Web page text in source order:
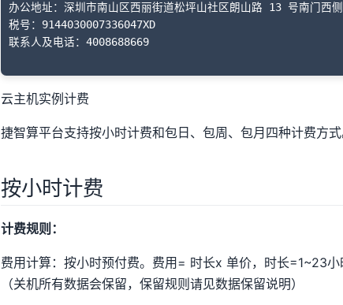
办公地址：深圳市南山区西丽街道松坪山社区朗山路 13 号南门西
税号：9144030007336047XD
云主机实例计费
捷智算平台支持按小时计费和包日、包周、包月四种计费方式
按小时计费
计费规则：
费用计算：按小时预付费。费用= 时长x 单价，时长=1~23
（关机所有数据会保留，保留规则请见数据保留说明）